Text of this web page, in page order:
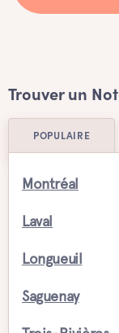
Trouver un
POPULAIRE
Montréal
Laval
Longueuil
Saguenay